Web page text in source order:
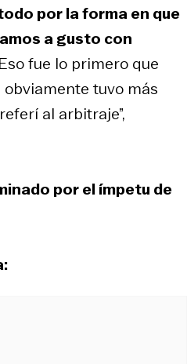
por la forma en que
a gusto con
Eso fue lo primero que
obviamente tuvo más
al arbitraje”,
por el ímpetu de